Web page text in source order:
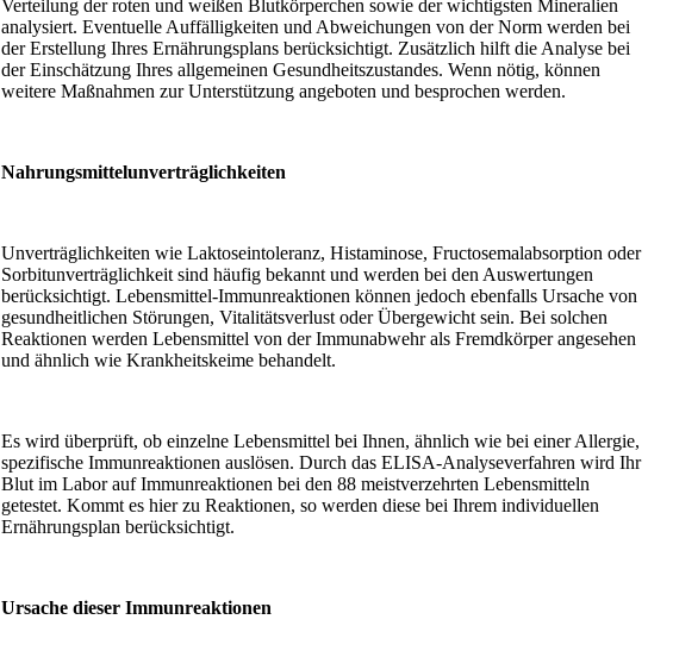
Verteilung der roten und weißen Blutkörperchen sowie der wichtigsten Mineralien
analysiert. Eventuelle Auffälligkeiten und Abweichungen von der Norm werden bei
der Erstellung Ihres Ernährungsplans berücksichtigt. Zusätzlich hilft die Analyse bei
der Einschätzung Ihres allgemeinen Gesundheitszustandes. Wenn nötig, können
weitere Maßnahmen zur Unterstützung angeboten und besprochen werden.
Nahrungsmittelunverträglichkeiten
Unverträglichkeiten wie Laktoseintoleranz, Histaminose, Fructosemalabsorption oder
Sorbitunverträglichkeit sind häufig bekannt und werden bei den Auswertungen
berücksichtigt. Lebensmittel-Immunreaktionen können jedoch ebenfalls Ursache von
gesundheitlichen Störungen, Vitalitätsverlust oder Übergewicht sein. Bei solchen
Reaktionen werden Lebensmittel von der Immunabwehr als Fremdkörper angesehen
und ähnlich wie Krankheitskeime behandelt.
Es wird überprüft, ob einzelne Lebensmittel bei Ihnen, ähnlich wie bei einer Allergie,
spezifische Immunreaktionen auslösen. Durch das ELISA-Analyseverfahren wird Ihr
Blut im Labor auf Immunreaktionen bei den 88 meistverzehrten Lebensmitteln
getestet. Kommt es hier zu Reaktionen, so werden diese bei Ihrem individuellen
Ernährungsplan berücksichtigt.
Ursache dieser Immunreaktionen